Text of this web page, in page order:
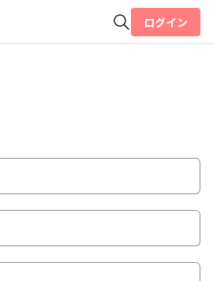
ログイン